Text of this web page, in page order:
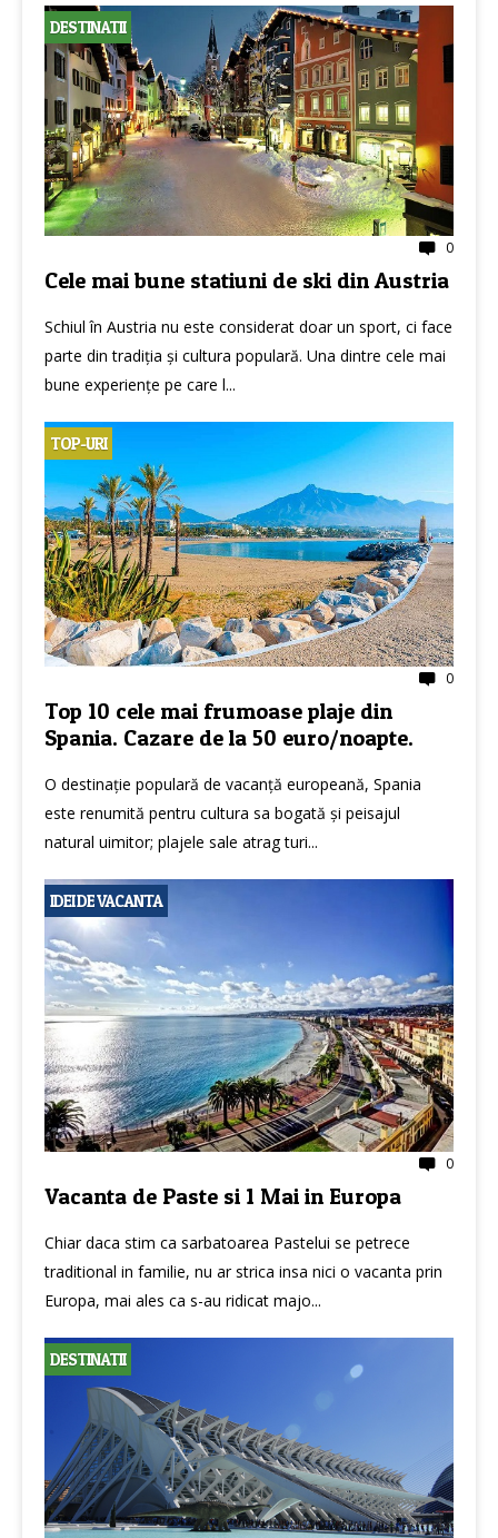
DESTINATII
0
Cele mai bune statiuni de ski din Austria
Schiul în Austria nu este considerat doar un sport, ci face
parte din tradiția și cultura populară. Una dintre cele mai
bune experiențe pe care l...
TOP-URI
0
Top 10 cele mai frumoase plaje din
Spania. Cazare de la 50 euro/noapte.
O destinație populară de vacanță europeană, Spania
este renumită pentru cultura sa bogată și peisajul
natural uimitor; plajele sale atrag turi...
IDEI DE VACANTA
0
Vacanta de Paste si 1 Mai in Europa
Chiar daca stim ca sarbatoarea Pastelui se petrece
traditional in familie, nu ar strica insa nici o vacanta prin
Europa, mai ales ca s-au ridicat majo...
DESTINATII